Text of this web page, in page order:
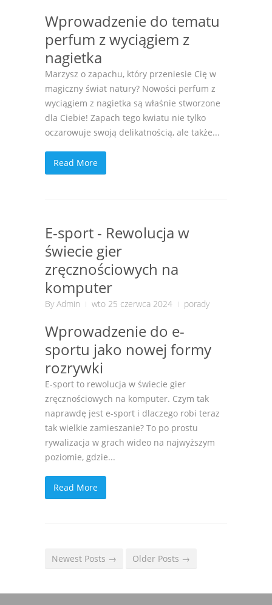
Wprowadzenie do tematu
perfum z wyciągiem z
nagietka
Marzysz o zapachu, który przeniesie Cię w
magiczny świat natury? Nowości perfum z
wyciągiem z nagietka są właśnie stworzone
dla Ciebie! Zapach tego kwiatu nie tylko
oczarowuje swoją delikatnością, ale także...
Read More
E-sport - Rewolucja w
świecie gier
zręcznościowych na
komputer
ByAdmin wto 25 czerwca 2024 porady
Wprowadzenie do e-
sportu jako nowej formy
rozrywki
E-sport to rewolucja w świecie gier
zręcznościowych na komputer. Czym tak
naprawdę jest e-sport i dlaczego robi teraz
tak wielkie zamieszanie? To po prostu
rywalizacja w grach wideo na najwyższym
poziomie, gdzie...
Read More
Newest Posts → Older Posts →